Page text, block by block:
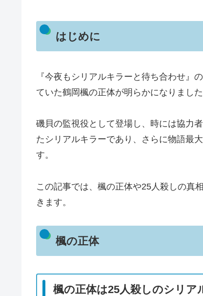
はじめに
『今夜もシリアルキラーと待ち合わせ』
ていた鶴岡楓の正体が明らかになりました
磯貝の監視役として登場し、時には協力
たシリアルキラーであり、さらに物語最
す。
この記事では、楓の正体や25人殺しの真
きます。
楓の正体
楓の正体は25人殺しのシリア